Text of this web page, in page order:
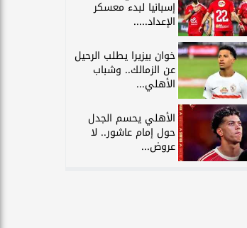
إسبانيا لبدء معسكر
الإعداد.....
خوان بيزيرا يطلب الرحيل
عن الزمالك.. وشباب
الأهلي...
الأهلي يحسم الجدل
حول إمام عاشور.. لا
عروض...